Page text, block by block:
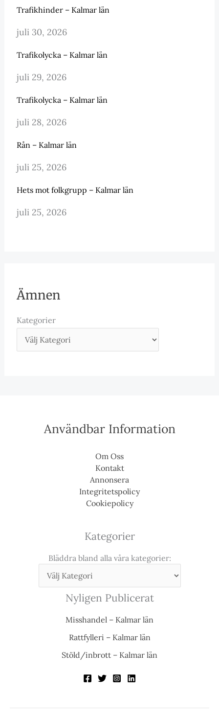
Trafikhinder – Kalmar län
juli 30, 2026
Trafikolycka – Kalmar län
juli 29, 2026
Trafikolycka – Kalmar län
juli 28, 2026
Rån – Kalmar län
juli 25, 2026
Hets mot folkgrupp – Kalmar län
juli 25, 2026
Ämnen
Kategorier
Användbar Information
Om Oss
Kontakt
Annonsera
Integritetspolicy
Cookiepolicy
Kategorier
Bläddra bland alla våra kategorier:
Nyligen Publicerat
Misshandel – Kalmar län
Rattfylleri – Kalmar län
Stöld/inbrott – Kalmar län